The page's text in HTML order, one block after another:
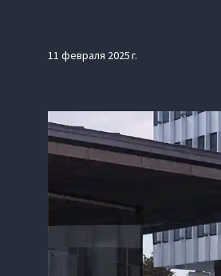
11 февраля 2025 г.